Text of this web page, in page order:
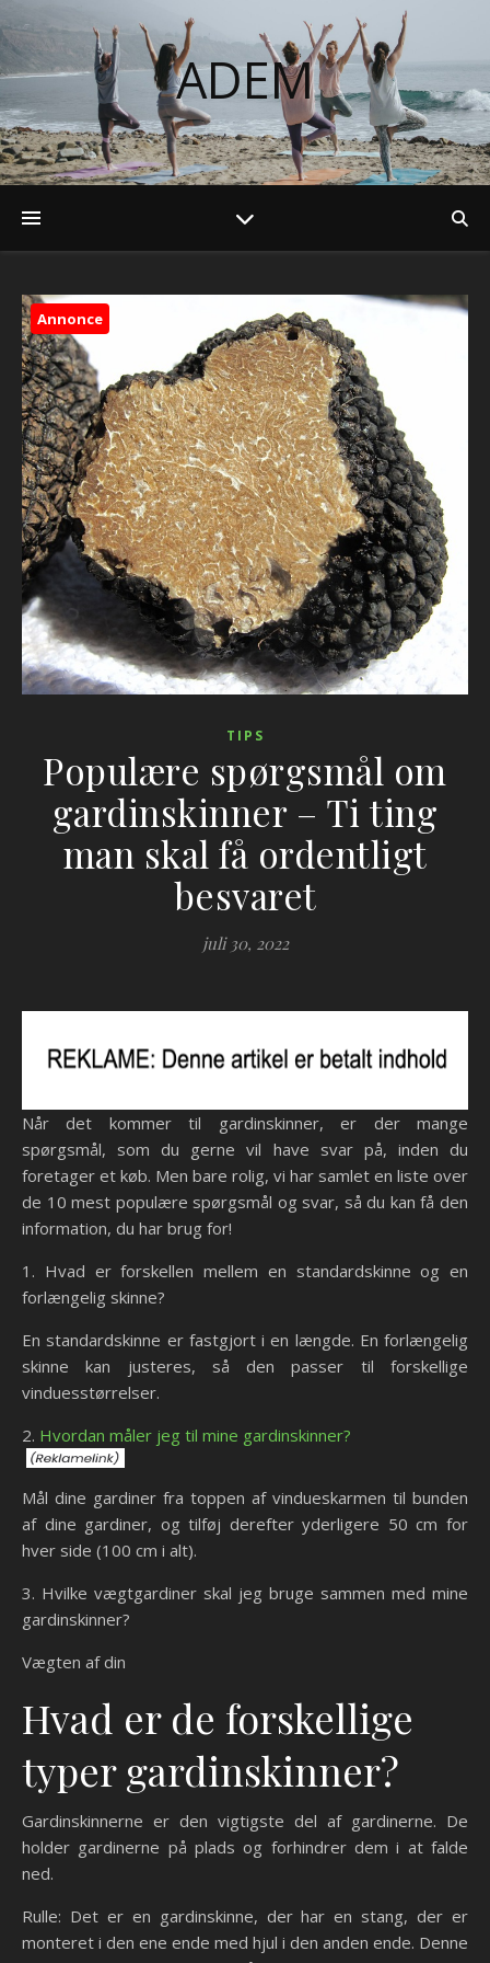
ADEM
Annonce
TIPS
Populære spørgsmål om
gardinskinner – Ti ting
man skal få ordentligt
besvaret
juli 30, 2022
Når det kommer til gardinskinner, er der mange
spørgsmål, som du gerne vil have svar på, inden du
foretager et køb. Men bare rolig, vi har samlet en liste over
de 10 mest populære spørgsmål og svar, så du kan få den
information, du har brug for!
1. Hvad er forskellen mellem en standardskinne og en
forlængelig skinne?
En standardskinne er fastgjort i en længde. En forlængelig
skinne kan justeres, så den passer til forskellige
vinduesstørrelser.
2. Hvordan måler jeg til mine gardinskinner?
Mål dine gardiner fra toppen af vindueskarmen til bunden
af dine gardiner, og tilføj derefter yderligere 50 cm for
hver side (100 cm i alt).
3. Hvilke vægtgardiner skal jeg bruge sammen med mine
gardinskinner?
Vægten af din
Hvad er de forskellige
typer gardinskinner?
Gardinskinnerne er den vigtigste del af gardinerne. De
holder gardinerne på plads og forhindrer dem i at falde
ned.
Rulle: Det er en gardinskinne, der har en stang, der er
monteret i den ene ende med hjul i den anden ende. Denne